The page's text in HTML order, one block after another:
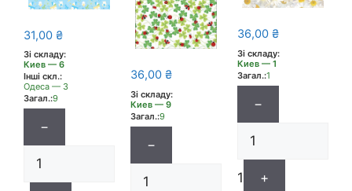
31,00 ₴
Зі складу:
Киев — 6
Інші скл.:
Одеса — 3
Загал.:9
−
36,00 ₴
Зі складу:
Киев — 9
Загал.:9
−
36,00 ₴
Зі складу:
Киев — 1
Загал.:1
−
1 +